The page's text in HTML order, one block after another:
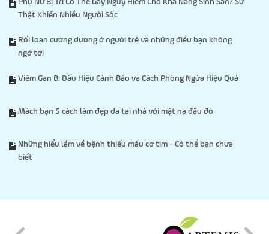
Thật Khiến Nhiều Người Sốc
Rối loạn cương dương ở người trẻ và những điều bạn không
ngờ tới
Viêm Gan B: Dấu Hiệu Cảnh Báo và Cách Phòng Ngừa Hiệu Quả
Mách bạn 5 cách làm đẹp da tại nhà với mặt nạ đậu đỏ
Những hiểu lầm về bệnh thiếu máu cơ tim - Có thể bạn chưa
biết